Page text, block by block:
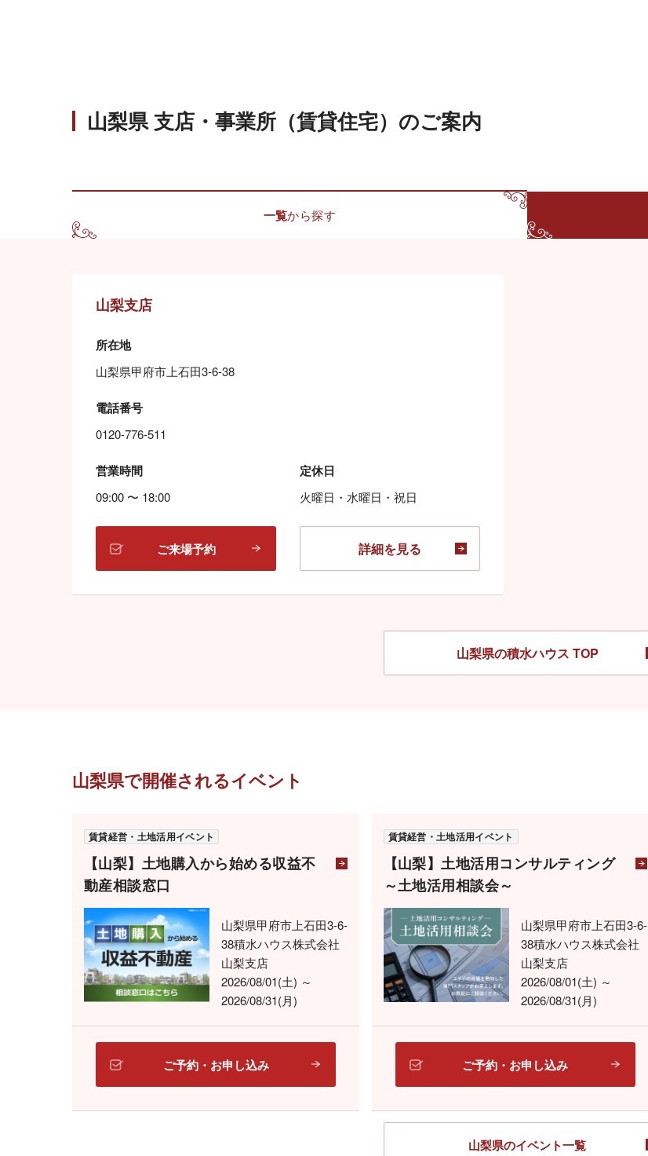
山梨県 支店・事業所（賃貸住宅）のご案内
一覧から探す
山梨支店
所在地
山梨県甲府市上石田3-6-38
電話番号
0120-776-511
営業時間
09:00 〜 18:00
定休日
火曜日・水曜日・祝日
ご来場予約 詳細を見る
山梨県の積水ハウス TOP
山梨県で開催されるイベント
【山梨】土地購入から始める収益不
動産相談窓口
賃貸経営・土地活用イベント
山梨県甲府市上石田3-6-
38積水ハウス株式会社
山梨支店
2026/08/01(土) ～
2026/08/31(月)
ご予約・お申し込み
【山梨】土地活用コンサルティング
～土地活用相談会～
賃貸経営・土地活用イベント
山梨県甲府市上石田3-6-
38積水ハウス株式会社
山梨支店
2026/08/01(土) ～
2026/08/31(月)
ご予約・お申し込み
山梨県のイベント一覧